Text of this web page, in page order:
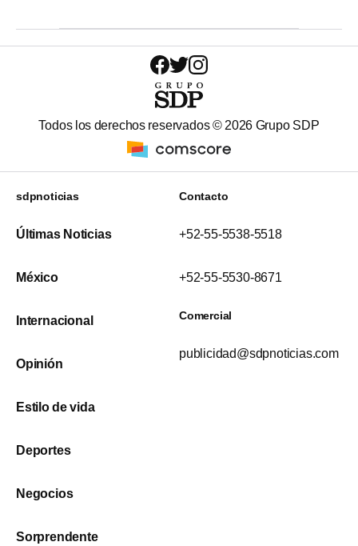
Todos los derechos reservados © 2026 Grupo SDP
sdpnoticias
Últimas Noticias
México
Internacional
Opinión
Estilo de vida
Deportes
Negocios
Sorprendente
Contacto
+52-55-5538-5518
+52-55-5530-8671
Comercial
publicidad@sdpnoticias.com